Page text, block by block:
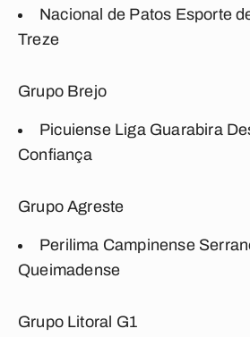
Nacional de Patos Esporte
Treze
Grupo Brejo
Picuiense Liga Guarabira
Confiança
Grupo Agreste
Perilima Campinense
Queimadense
Grupo Litoral G1